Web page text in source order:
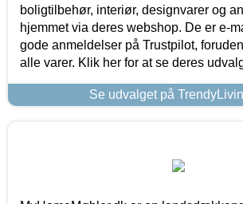
boligtilbehør, interiør, designvarer og
hjemmet via deres webshop. De er e-
gode anmeldelser på Trustpilot,
alle varer. Klik her for at se deres
Se udvalget på